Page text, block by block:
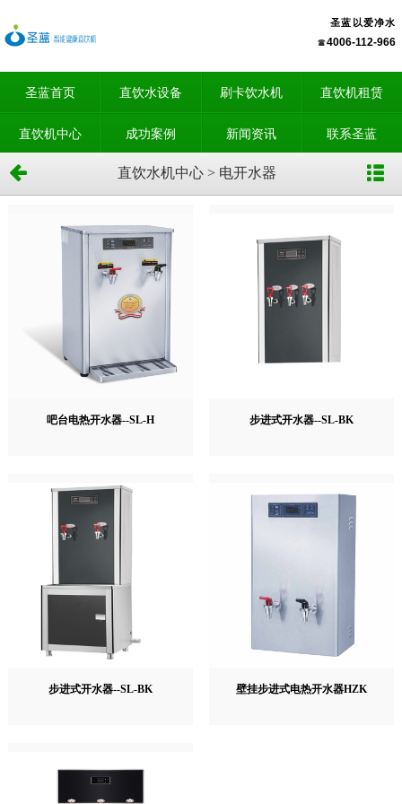
圣蓝以爱净水
4006-112-966
圣蓝首页 直饮水设备 刷卡饮水机 直饮机租赁
直饮机中心 成功案例 新闻资讯 联系圣蓝
直饮水机中心 > 电开水器
吧台电热开水器--SL-H 步进式开水器--SL-BK
步进式开水器--SL-BK 壁挂步进式电热开水器HZK